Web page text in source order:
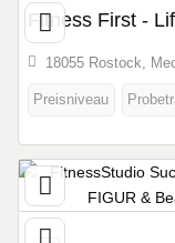
Fitness First -
18055 Rostock,
Preisniveau